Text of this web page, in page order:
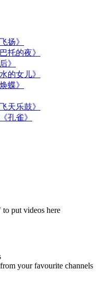
扬》
托的夜》
》
的女儿》
蝶》
天乐鼓》
孔雀》
put videos here
your favourite channels